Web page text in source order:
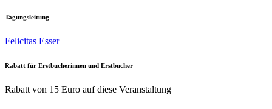
Tagungsleitung
Felicitas Esser
Rabatt für Erstbucherinnen und Erstbucher
Rabatt von 15 Euro auf diese Veranstaltung